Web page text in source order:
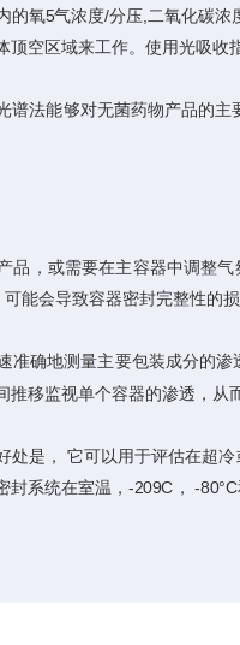
5气浓度/分压,二氧化碳浓
顶空区域来工作。使用光吸
法能够对无菌药物产品的主
，或需要在主容器中调整气
能会导致容器密封完整性的
确地测量主要包装成分的渗
推移监视单个容器的渗透，从
是， 它可以用于评估在超冷
封系统在室温，-209C， -